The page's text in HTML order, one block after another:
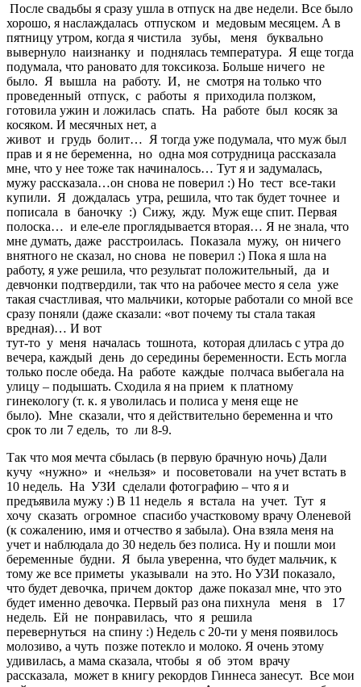
После свадьбы я сразу ушла в отпуск на две недели. Все было
хорошо, я наслаждалась отпуском и медовым месяцем. А в
пятницу утром, когда я чистила зубы, меня буквально
вывернуло наизнанку и поднялась температура. Я еще тогда
подумала, что рановато для токсикоза. Больше ничего не
было. Я вышла на работу. И, не смотря на только что
проведенный отпуск, с работы я приходила ползком,
готовила ужин и ложилась спать. На работе был косяк за
косяком. И месячных нет, а
живот и грудь болит… Я тогда уже подумала, что муж был
прав и я не беременна, но одна моя сотрудница рассказала
мне, что у нее тоже так начиналось… Тут я и задумалась,
мужу рассказала…он снова не поверил :) Но тест все-таки
купили. Я дождалась утра, решила, что так будет точнее и
пописала в баночку :) Сижу, жду. Муж еще спит. Первая
полоска… и еле-еле проглядывается вторая… Я не знала, что
мне думать, даже расстроилась. Показала мужу, он ничего
внятного не сказал, но снова не поверил :) Пока я шла на
работу, я уже решила, что результат положительный, да и
девчонки подтвердили, так что на рабочее место я села уже
такая счастливая, что мальчики, которые работали со мной все
сразу поняли (даже сказали: «вот почему ты стала такая
вредная)… И вот
тут-то у меня началась тошнота, которая длилась с утра до
вечера, каждый день до середины беременности. Есть могла
только после обеда. На работе каждые полчаса выбегала на
улицу – подышать. Сходила я на прием к платному
гинекологу (т. к. я уволилась и полиса у меня еще не
было). Мне сказали, что я действительно беременна и что
срок то ли 7 едель, то ли 8-9.
Так что моя мечта сбылась (в первую брачную ночь) Дали
кучу «нужно» и «нельзя» и посоветовали на учет встать в
10 недель. На УЗИ сделали фотографию – что я и
предъявила мужу :) В 11 недель я встала на учет. Тут я
хочу сказать огромное спасибо участковому врачу Оленевой
(к сожалению, имя и отчество я забыла). Она взяла меня на
учет и наблюдала до 30 недель без полиса. Ну и пошли мои
беременные будни. Я была уверенна, что будет мальчик, к
тому же все приметы указывали на это. Но УЗИ показало,
что будет девочка, причем доктор даже показал мне, что это
будет именно девочка. Первый раз она пихнула меня в 17
недель. Ей не понравилась, что я решила
перевернуться на спину :) Недель с 20-ти у меня появилось
молозиво, а чуть позже потекло и молоко. Я очень этому
удивилась, а мама сказала, чтобы я об этом врачу
рассказала, может в книгу рекордов Гиннеса занесут. Все мои